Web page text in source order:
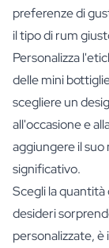
preferenze di
il tipo di rum
Personalizza
delle mini
scegliere un
all'occasione e
aggiungere il suo
significativo.
Scegli la
desideri
personalizzate,